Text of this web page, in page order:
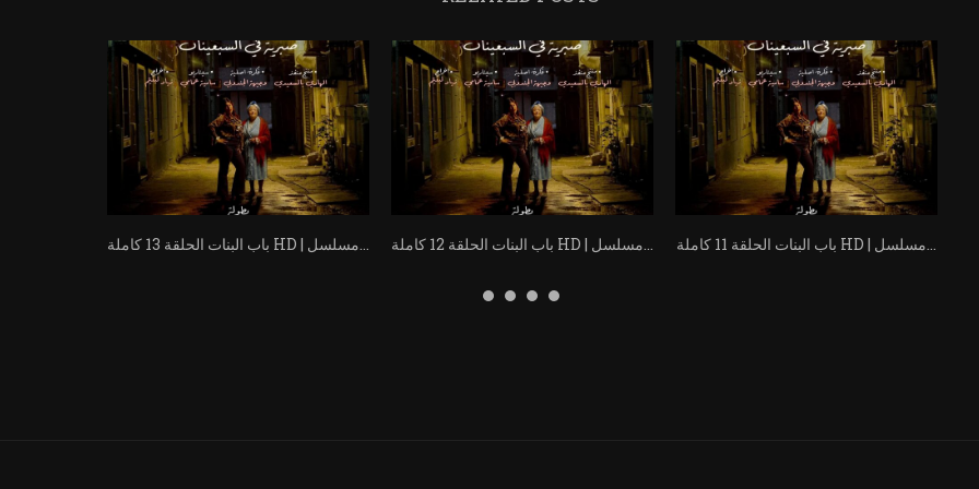
باب البنات الحلقة 13 كاملة HD | مسلسل... باب البنات الحلقة 12 كاملة HD | مسلسل... باب البنات الحلقة 11 كاملة HD | مسلسل...